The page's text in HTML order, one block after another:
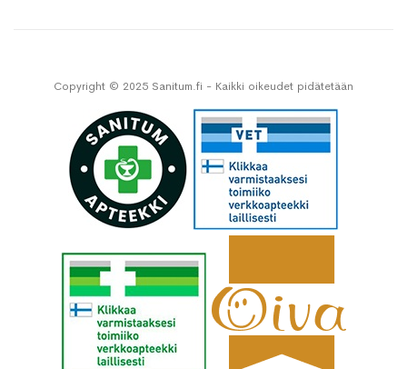
Copyright © 2025 Sanitum.fi - Kaikki oikeudet pidätetään